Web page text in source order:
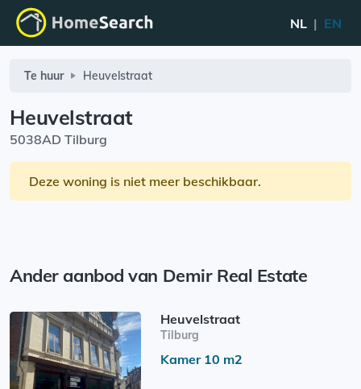
NL | EN
Te huur Heuvelstraat
Heuvelstraat
5038AD Tilburg
Deze woning is niet meer beschikbaar.
Ander aanbod van Demir Real Estate
Heuvelstraat
Tilburg
Kamer 10 m2